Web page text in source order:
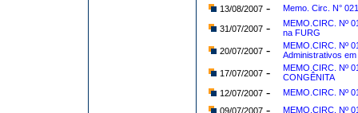
13/08/2007- Memo. Circ. N°
31/07/2007-
MEMO.CIRC. Nº
na FURG
20/07/2007-
MEMO.CIRC. Nº
Administrativos
17/07/2007-
MEMO.CIRC. Nº
CONGÊNITA
12/07/2007-
MEMO.CIRC. Nº
09/07/2007- MEMO.CIRC. Nº